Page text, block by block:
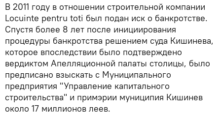
В 2011 году в отношении строительной компании
Locuint‌e pentru tot‌i был подан иск о банкротстве.
Спустя более 8 лет после инициирования
процедуры банкротства решением суда Кишинева,
которое впоследствии было подтверждено
вердиктом Апелляционной палаты столицы, было
предписано взыскать с Муниципального
предприятия "Управление капитального
строительства" и примэрии муниципия Кишинев
около 17 миллионов леев.